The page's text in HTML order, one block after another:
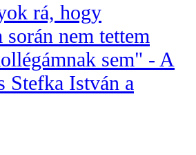
rá, hogy
nem tettem
sem" - A
Stefka István a